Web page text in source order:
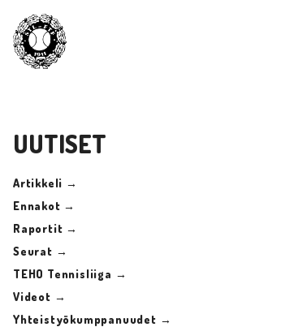
UUTISET
Artikkeli →
Ennakot →
Raportit →
Seurat →
TEHO Tennisliiga →
Videot →
Yhteistyökumppanuudet →